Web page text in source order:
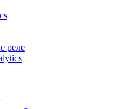
реле